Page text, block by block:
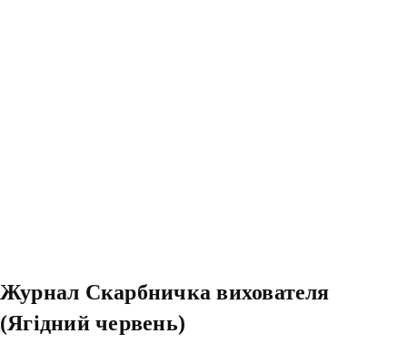
Журнал Скарбничка вихователя
(Ягідний червень)